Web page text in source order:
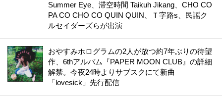
Summer Eye、滞空時間 Taikuh Jikang、CHO CO
PA CO CHO CO QUIN QUIN、Ｔ字路s、民謡ク
ルセイダーズらが出演
おやすみホログラムの2人が放つ約7年ぶりの待望
作、6thアルバム『PAPER MOON CLUB』の詳細
解禁。今夜24時よりサブスクにて新曲
「lovesick」先行配信